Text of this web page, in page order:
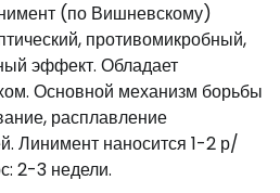
(по Вишневскому)
противомикробный,
эффект. Обладает
Основной механизм борьбы
расплавление
Линимент наносится 1-2 р/
2-3 недели.